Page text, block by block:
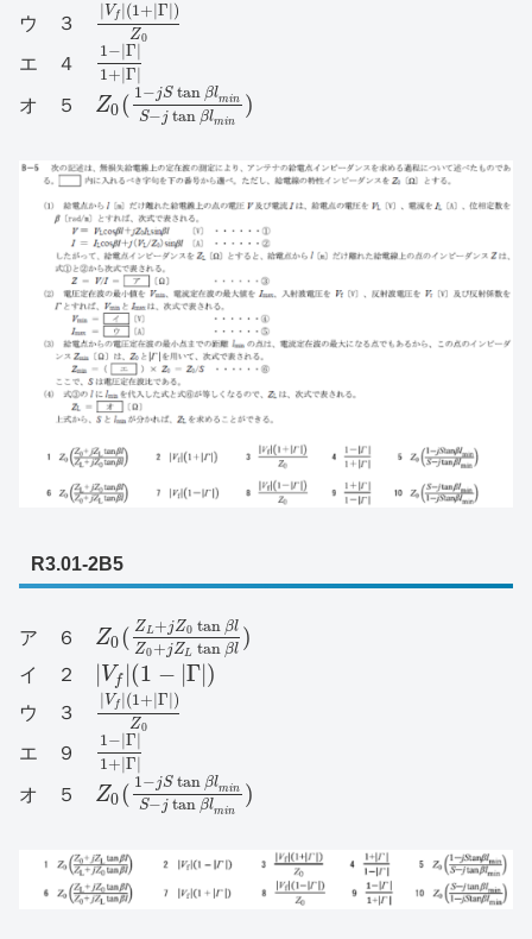
ウ ３
V f| (1+ Γ )
Z0
エ ４
1− Γ
1+ Γ
オ ５ Z0( 1−jS tan βlmin
S−j tan βlmin
)
R3.01-2B5
ア ６ Z0( ZL+jZ0 tan βl
Z0+jZL tan βl )
イ ２ | Vf |(1 − |Γ|)
ウ ３
V f| (1+ Γ )
Z0
エ ９
1− Γ
1+ Γ
オ ５ Z0( 1−jS tan βlmin
S−j tan βlmin
)